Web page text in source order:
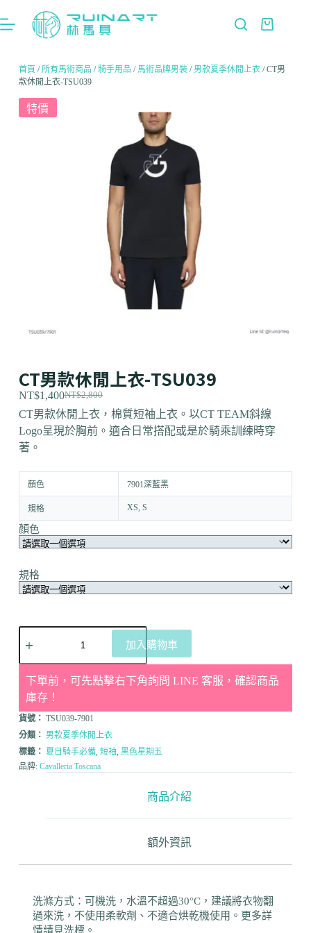
首頁 /所有馬術商品 /騎手用品 / 馬術品牌男裝/男款夏季休閒上衣/ CT男
款休閒上衣-TSU039
特價
CT男款休閒上衣-TSU039
NT$2,800
NT$1,400
CT男款休閒上衣，棉質短袖上衣。以CT TEAM斜線
Logo呈現於胸前。適合日常搭配或是於騎乘訓練時穿
著。
顏色 7901深藍黑
規格 XS, S
顏色
規格
加入購物車
下單前，可先點擊右下角詢問 LINE 客服，確認商品
庫存！
貨號： TSU039-7901
分類： 男款夏季休閒上衣
標籤： 夏日騎手必備, 短袖, 黑色星期五
品牌: Cavalleria Toscana
商品介紹
額外資訊
洗滌方式：可機洗，水溫不超過30°C，建議將衣物翻
過來洗，不使用柔軟劑、不適合烘乾機使用。更多詳
情請見洗標。